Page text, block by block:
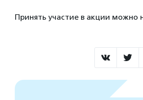
Принять участие в акции можно